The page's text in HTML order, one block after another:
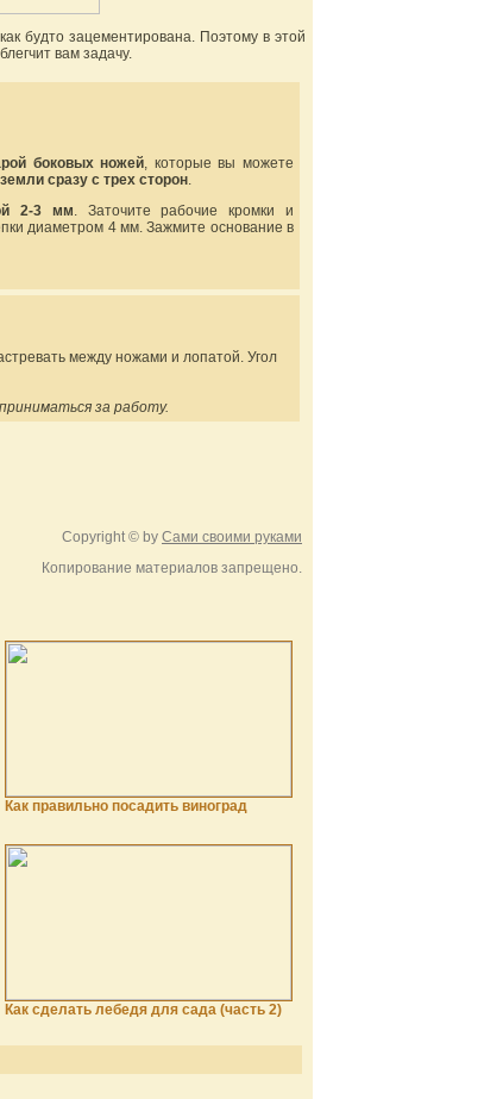
будто зацементирована. Поэтому в этой
вам задачу.
боковых ножей, которые вы можете
сразу с трех сторон.
2-3 мм. Заточите рабочие кромки и
диаметром 4 мм. Зажмите основание в
между ножами и лопатой. Угол
за работу.
Copyright © by Сами своими руками
Копирование материалов запрещено.
Как правильно посадить виноград
Как сделать лебедя для сада (часть 2)